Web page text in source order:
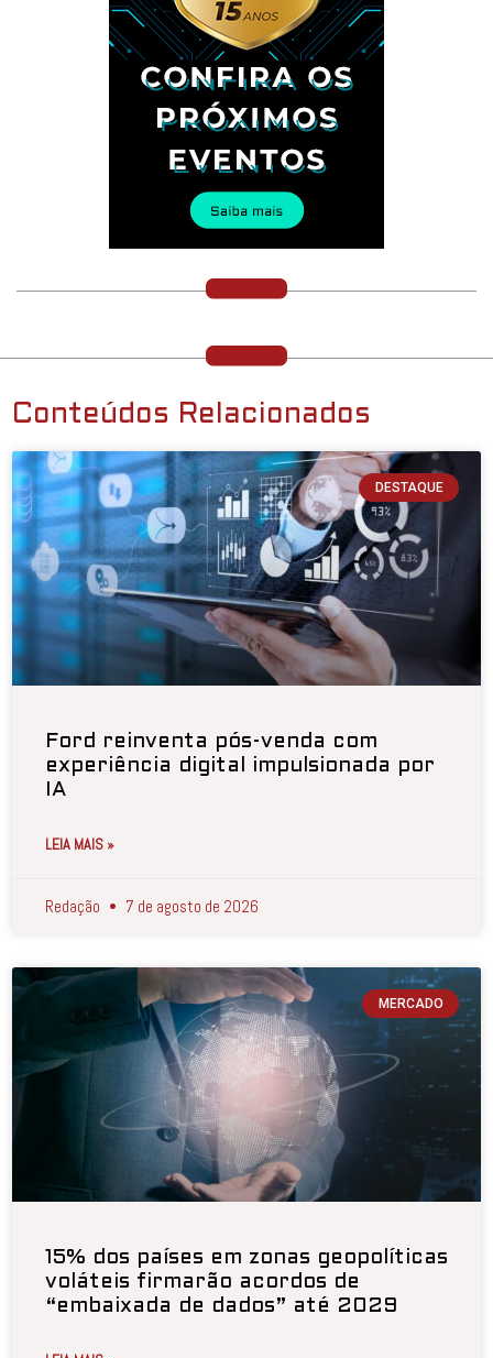
Conteúdos Relacionados
DESTAQUE
Ford reinventa pós-venda com
experiência digital impulsionada por
IA
LEIA MAIS »
Redação 7 de agosto de 2026
MERCADO
15% dos países em zonas geopolíticas
voláteis firmarão acordos de
“embaixada de dados” até 2029